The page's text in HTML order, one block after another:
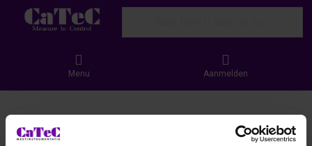
Menu Aanmelden